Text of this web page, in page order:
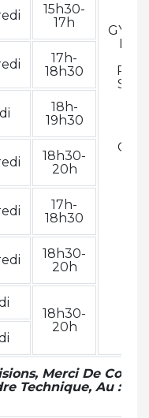
Rue
15h30-
17h
17h-
18h30
18h-
19h30
18h30-
20h
17h-
18h30
18h30-
20h
18h30-
20h
Merci De
Technique, Au :